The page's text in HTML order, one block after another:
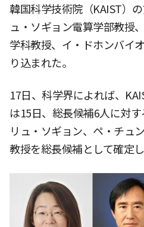
韓国科学技術院（KAIST）
ュ・ソギョン電算学部教授
学科教授、イ・ドホンバイ
り込まれた。
17日、科学界によれば、
は15日、総長候補6人に対す
リュ・ソギョン、ペ・チュ
教授を総長候補として確定